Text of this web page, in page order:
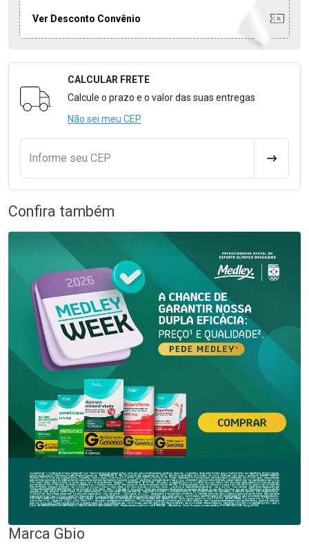
Ver Desconto Convênio
Formulário para Calcular o Frete
CALCULAR FRETE
Calcule o prazo e o valor das suas entregas
Não sei meu CEP
Informe seu CEP
Confira também
Marca Gbio